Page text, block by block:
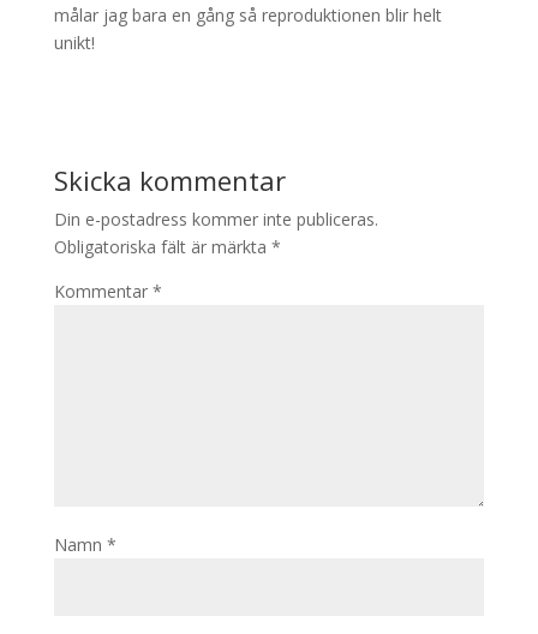
målar jag bara en gång så reproduktionen blir helt
unikt!
Skicka kommentar
Din e-postadress kommer inte publiceras.
Obligatoriska fält är märkta *
Kommentar *
Namn *